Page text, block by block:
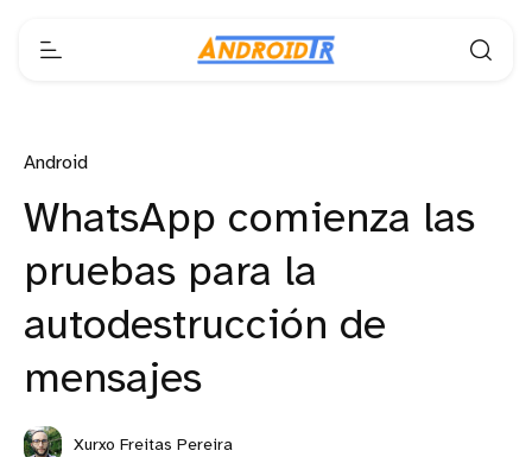
Android
WhatsApp comienza las
pruebas para la
autodestrucción de
mensajes
Xurxo Freitas Pereira